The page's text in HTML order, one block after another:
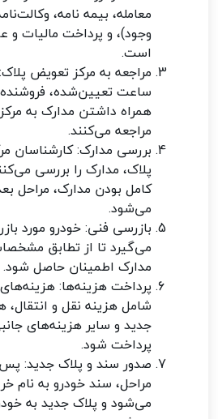
معامله، بیمه نامه،
وجود)، و پرداخت مالیات و
است.
مراجعه به مرکز تعویض
ساعت تعیین‌شده، فروشنده
همراه داشتن مدارک به
مراجعه می‌کنند.
بررسی مدارک: کارشناسان
پلاک، مدارک را بررسی
کامل بودن مدارک، مراحل
می‌شود.
بازرسی فنی: خودرو مورد
می‌گیرد تا از تطابق
مدارک اطمینان حاصل شود.
پرداخت هزینه‌ها:
شامل هزینه نقل و انتقال،
جدید و سایر هزینه‌های
پرداخت شود.
صدور سند و پلاک جدید: پس
مراحل، سند خودرو به نام
می‌شود و پلاک جدید به